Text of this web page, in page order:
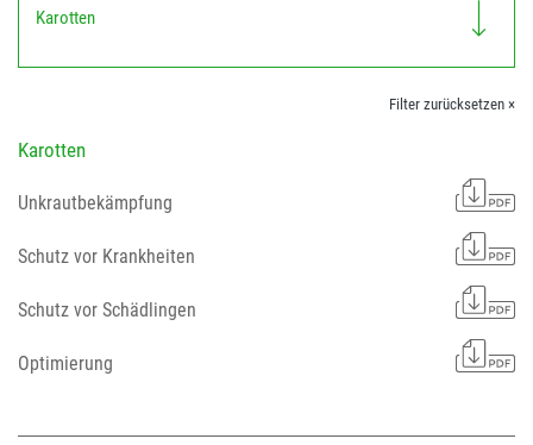
Karotten
Filter zurücksetzen ×
Karotten
Unkrautbekämpfung
Schutz vor Krankheiten
Schutz vor Schädlingen
Optimierung